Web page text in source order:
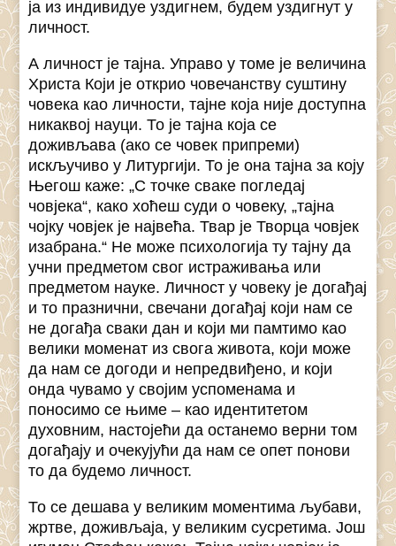
ја из индивидуе уздигнем, будем уздигнут у
личност.
А личност је тајна. Управо у томе је величина
Христа Који је открио човечанству суштину
човека као личности, тајне која није доступна
никаквој науци. То је тајна која се
доживљава (ако се човек припреми)
искључиво у Литургији. То је она тајна за коју
Његош каже: „С точке сваке погледај
човјека“, како хоћеш суди о човеку, „тајна
чојку човјек је највећа. Твар је Творца човјек
изабрана.“ Не може психологија ту тајну да
учни предметом свог истраживања или
предметом науке. Личност у човеку је догађај
и то празнични, свечани догађај који нам се
не догађа сваки дан и који ми памтимо као
велики моменат из свога живота, који може
да нам се догоди и непредвиђено, и који
онда чувамо у својим успоменама и
поносимо се њиме – као идентитетом
духовним, настојећи да останемо верни том
догађају и очекујући да нам се опет понови
то да будемо личност.
То се дешава у великим моментима љубави,
жртве, доживљаја, у великим сусретима. Још